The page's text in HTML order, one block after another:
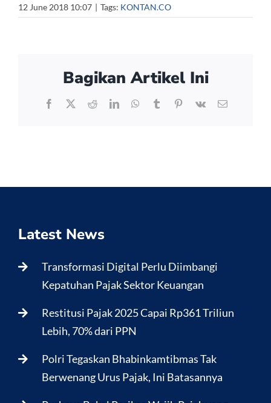
12 June 2018 10:07 | Tags: KONTAN.CO
Bagikan Artikel Ini
Facebook
X RedditLinkedInWhatsApp
TumblrPinterest
Vk Email
Latest News
Transformasi Digital Perlu Diimbangi
Kepatuhan Pajak Sektor Keuangan
Restitusi Pajak 2025 Capai Rp361 Triliun
Lebih, 70% dari PPN
Polri Tegaskan Bhabinkamtibmas Tak
Berwenang Urus Pajak, Ini Batasannya